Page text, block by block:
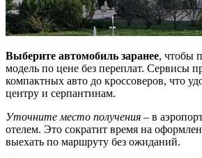
Выберите автомобиль заранее, чтобы
модель по цене без переплат. Сервисы
компактных авто до кроссоверов, что
центру и серпантинам.
Уточните место получения – в
отелем. Это сократит время на
выехать по маршруту без ожиданий.